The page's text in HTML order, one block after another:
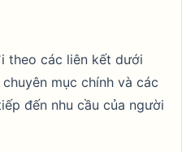
theo các liên kết dưới
mục chính và các
đến nhu cầu của người